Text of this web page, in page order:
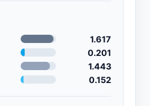
1.617
0.201
1.443
0.152